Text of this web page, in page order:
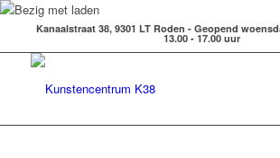
Kanaalstraat 38, 9301 LT Roden - Geopend
13.00 - 17.00 uur